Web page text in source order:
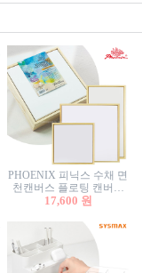
PHOENIX 피닉스 수채 면
천캔버스 플로팅 캔버스
프레임세트 30x30cm/액자
17,600 원